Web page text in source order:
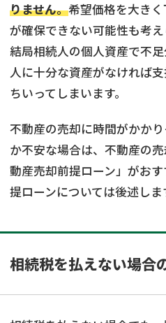
りません。希望価格を大き
が確保できない可能性も考え
結局相続人の個人資産で不
人に十分な資産がなければ
ちいってしまいます。
不動産の売却に時間がかか
か不安な場合は、不動産の
動産売却前提ローン」がお
提ローンについては後述しま
相続税を払えない場合